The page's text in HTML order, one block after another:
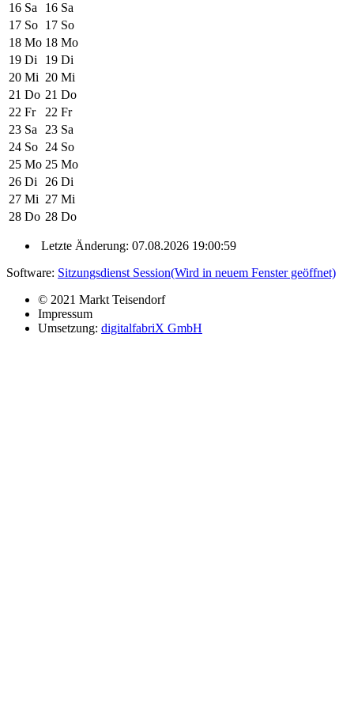
16 Sa 16 Sa
17 So 17 So
18 Mo 18 Mo
19 Di 19 Di
20 Mi 20 Mi
21 Do 21 Do
22 Fr 22 Fr
23 Sa 23 Sa
24 So 24 So
25 Mo 25 Mo
26 Di 26 Di
27 Mi 27 Mi
28 Do 28 Do
Letzte Änderung: 07.08.2026 19:00:59
Software: Sitzungsdienst Session(Wird in neuem Fenster geöffnet)
© 2021 Markt Teisendorf
Impressum
Umsetzung: digitalfabriX GmbH